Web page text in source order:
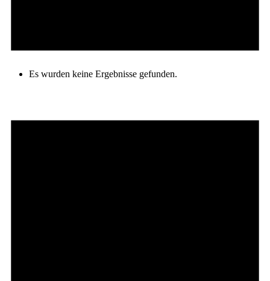
Es wurden keine Ergebnisse gefunden.